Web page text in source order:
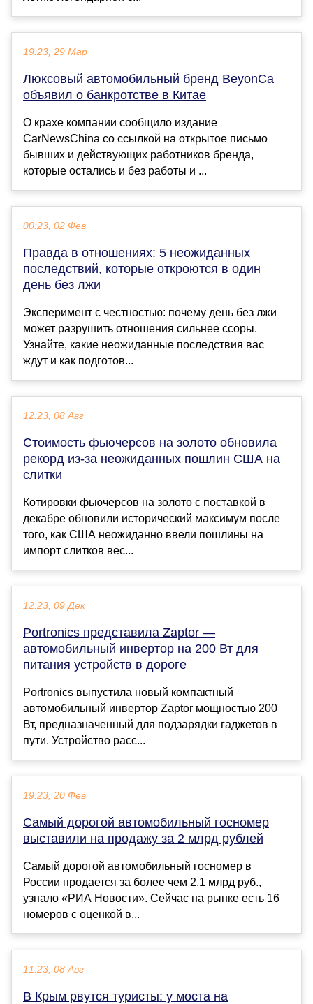
19:23, 29 Мар
Люксовый автомобильный бренд BeyonCa
объявил о банкротстве в Китае
О крахе компании сообщило издание
CarNewsChina со ссылкой на открытое письмо
бывших и действующих работников бренда,
которые остались и без работы и ...
00:23, 02 Фев
Правда в отношениях: 5 неожиданных
последствий, которые откроются в один
день без лжи
Эксперимент с честностью: почему день без лжи
может разрушить отношения сильнее ссоры.
Узнайте, какие неожиданные последствия вас
ждут и как подготов...
12:23, 08 Авг
Стоимость фьючерсов на золото обновила
рекорд из-за неожиданных пошлин США на
слитки
Котировки фьючерсов на золото с поставкой в
декабре обновили исторический максимум после
того, как США неожиданно ввели пошлины на
импорт слитков вес...
12:23, 09 Дек
Portronics представила Zaptor —
автомобильный инвертор на 200 Вт для
питания устройств в дороге
Portronics выпустила новый компактный
автомобильный инвертор Zaptor мощностью 200
Вт, предназначенный для подзарядки гаджетов в
пути. Устройство расс...
19:23, 20 Фев
Самый дорогой автомобильный госномер
выставили на продажу за 2 млрд рублей
Самый дорогой автомобильный госномер в
России продается за более чем 2,1 млрд руб.,
узнало «РИА Новости». Сейчас на рынке есть 16
номеров с оценкой в...
11:23, 08 Авг
В Крым рвутся туристы: у моста на